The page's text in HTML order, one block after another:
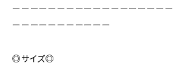
ーーーーーーーーーーーーーーーーー
ーーーーーーーーーーー
◎サイズ◎